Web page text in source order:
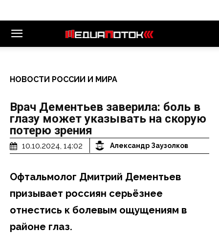
НОВОСТИ РОССИИ И МИРА
Врач Дементьев заверила: боль в
глазу может указывать на скорую
потерю зрения
10.10.2024, 14:02 Александр Заузолков
Офтальмолог Дмитрий Дементьев
призывает россиян серьёзнее
отнестись к болевым ощущениям в
районе глаз.